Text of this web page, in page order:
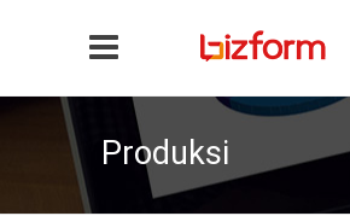
Produksi